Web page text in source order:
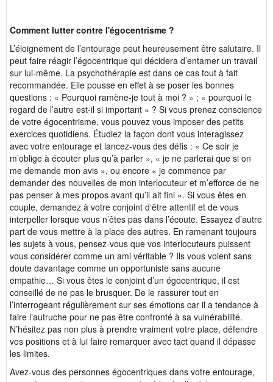
Comment lutter contre l'égocentrisme ?
L’éloignement de l’entourage peut heureusement être salutaire. Il
peut faire réagir l’égocentrique qui décidera d’entamer un travail
sur lui-même. La psychothérapie est dans ce cas tout à fait
recommandée. Elle pousse en effet à se poser les bonnes
questions : « Pourquoi ramène-je tout à moi ? » ; « pourquoi le
regard de l’autre est-il si important » ? Si vous prenez conscience
de votre égocentrisme, vous pouvez vous imposer des petits
exercices quotidiens. Étudiez la façon dont vous interagissez
avec votre entourage et lancez-vous des défis : « Ce soir je
m’oblige à écouter plus qu’à parler », « je ne parlerai que si on
me demande mon avis », ou encore « je commence par
demander des nouvelles de mon interlocuteur et m’efforce de ne
pas penser à mes propos avant qu’il ait fini ». Si vous êtes en
couple, demandez à votre conjoint d‘être attentif et de vous
interpeller lorsque vous n’êtes pas dans l’écoute. Essayez d’autre
part de vous mettre à la place des autres. En ramenant toujours
les sujets à vous, pensez-vous que vos interlocuteurs puissent
vous considérer comme un ami véritable ? Ils vous voient sans
doute davantage comme un opportuniste sans aucune
empathie… Si vous êtes le conjoint d’un égocentrique, il est
conseillé de ne pas le brusquer. De le rassurer tout en
l’interrogeant régulièrement sur ses émotions car il a tendance à
faire l’autruche pour ne pas être confronté à sa vulnérabilité.
N’hésitez pas non plus à prendre vraiment votre place, défendre
vos positions et à lui faire remarquer avec tact quand il dépasse
les limites.
Avez-vous des personnes égocentriques dans votre entourage,